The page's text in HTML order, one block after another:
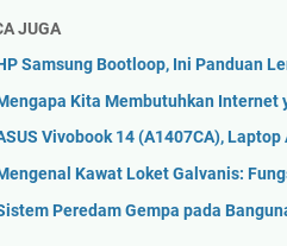
JUGA
Samsung Bootloop, Ini Panduan
Kita Membutuhkan Internet
Vivobook 14 (A1407CA),
Kawat Loket Galvanis:
Peredam Gempa pada